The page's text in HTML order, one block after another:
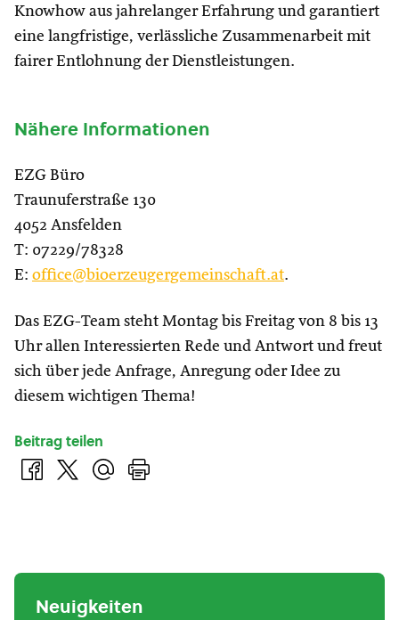
Knowhow aus jahrelanger Erfahrung und garantiert
eine langfristige, verlässliche Zusammenarbeit mit
fairer Entlohnung der Dienstleistungen.
Nähere Informationen
EZG Büro
Traunuferstraße 130
4052 Ansfelden
T: 07229/78328
E: office@bioerzeugergemeinschaft.at.
Das EZG-Team steht Montag bis Freitag von 8 bis 13
Uhr allen Interessierten Rede und Antwort und freut
sich über jede Anfrage, Anregung oder Idee zu
diesem wichtigen Thema!
Beitrag teilen
Neuigkeiten